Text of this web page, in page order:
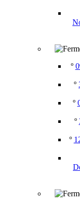
º
º
º
º
º